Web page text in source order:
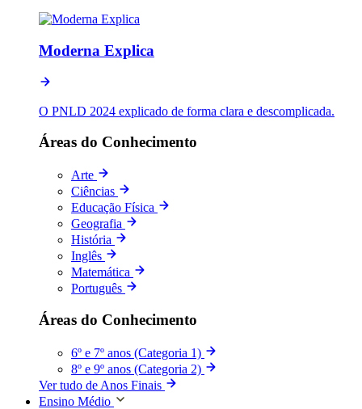
Moderna Explica
O PNLD 2024 explicado de forma clara e descomplicada.
Áreas do Conhecimento
Arte
Ciências
Educação Física
Geografia
História
Inglês
Matemática
Português
Áreas do Conhecimento
6º e 7º anos (Categoria 1)
8º e 9º anos (Categoria 2)
Ver tudo de Anos Finais
Ensino Médio